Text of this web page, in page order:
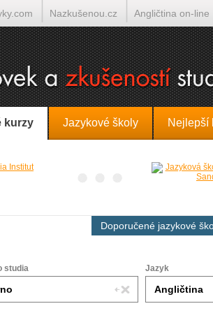
kurzy Jazykové školy Nejlepší
Doporučené jazykové
studia Jazyk
Nazkušenou.cz Angličtina on-line